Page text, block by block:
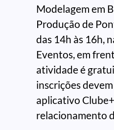
Modelagem em
Produção de
das 14h às 16h,
Eventos, em
atividade é
inscrições
aplicativo
relacionamento